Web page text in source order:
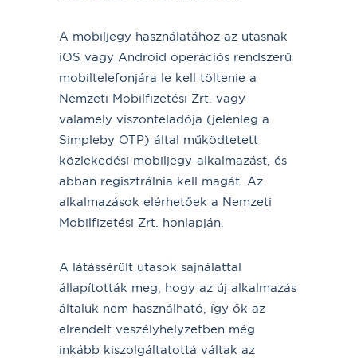
A mobiljegy használatához az utasnak
iOS vagy Android operációs rendszerű
mobiltelefonjára le kell töltenie a
Nemzeti Mobilfizetési Zrt. vagy
valamely viszonteladója (jelenleg a
Simpleby OTP) által működtetett
közlekedési mobiljegy-alkalmazást, és
abban regisztrálnia kell magát. Az
alkalmazások elérhetőek a Nemzeti
Mobilfizetési Zrt. honlapján.
A látássérült utasok sajnálattal
állapították meg, hogy az új alkalmazás
általuk nem használható, így ők az
elrendelt veszélyhelyzetben még
inkább kiszolgáltatottá váltak az